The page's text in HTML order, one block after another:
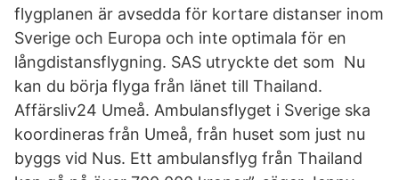
flygplanen är avsedda för kortare distanser inom
Sverige och Europa och inte optimala för en
långdistansflygning. SAS utryckte det som Nu
kan du börja flyga från länet till Thailand.
Affärsliv24 Umeå. Ambulansflyget i Sverige ska
koordineras från Umeå, från huset som just nu
byggs vid Nus. Ett ambulansflyg från Thailand